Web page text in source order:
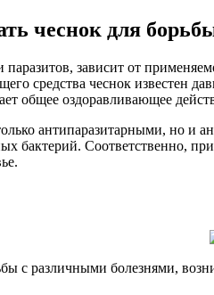
чеснок для
зависит от
средства чеснок
общее оздоравливающее
антипаразитарными, но
бактерий. Соответственно,
с различными болезнями,